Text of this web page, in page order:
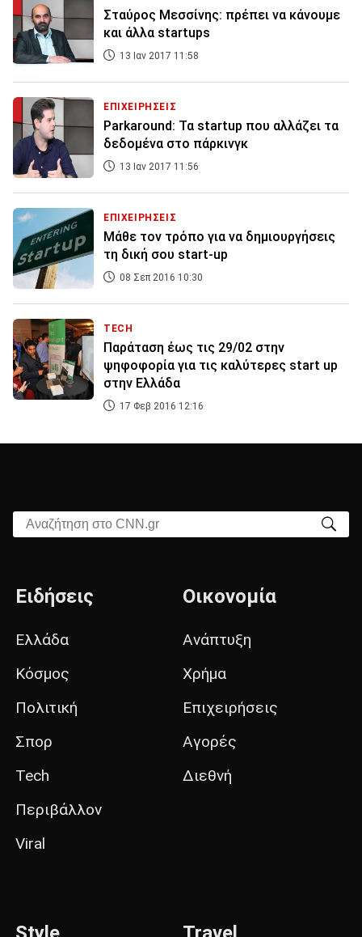
Σταύρος Μεσσίνης: πρέπει να κάνουμε
και άλλα startups
13 Ιαν 2017 11:58
ΕΠΙΧΕΙΡΗΣΕΙΣ
Parkaround: Τα startup που αλλάζει τα
δεδομένα στο πάρκινγκ
13 Ιαν 2017 11:56
ΕΠΙΧΕΙΡΗΣΕΙΣ
Μάθε τον τρόπο για να δημιουργήσεις
τη δική σου start-up
08 Σεπ 2016 10:30
TECH
Παράταση έως τις 29/02 στην
ψηφοφορία για τις καλύτερες start up
στην Ελλάδα
17 Φεβ 2016 12:16
Αναζήτηση στο CNN.gr
Ειδήσεις
Ελλάδα
Κόσμος
Πολιτική
Σπορ
Tech
Περιβάλλον
Viral
Οικονομία
Ανάπτυξη
Χρήμα
Επιχειρήσεις
Αγορές
Διεθνή